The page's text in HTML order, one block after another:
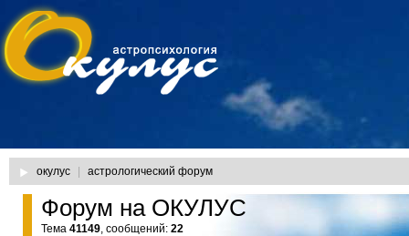
окулус астрологический форум
Форум на ОКУЛУС
Тема 41149, сообщений: 22